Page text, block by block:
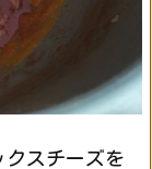
クスチーズを